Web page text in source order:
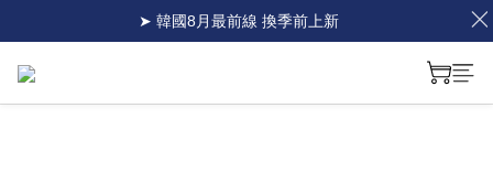
➤ 韓國8月最前線 換季前上新